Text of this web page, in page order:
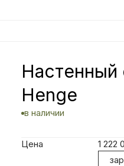
Настенный
Henge
в наличии
Цена 1 222